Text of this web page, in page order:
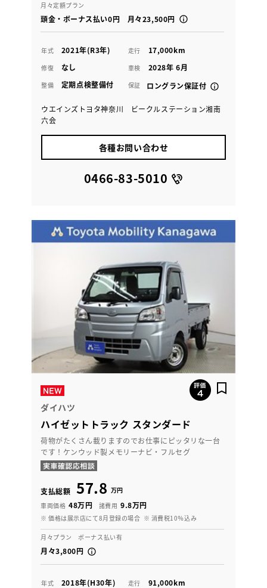
月々定額プラン
頭金・ボーナス払い0円 月々23,500円
年式 2021年(R3年) 走行 17,000km
修復 なし 車検 2028年 6月
整備 定期点検整備付 保証 ロングラン保証付
ウエインズトヨタ神奈川 ビークルステーション湘南
六会
各種お問い合わせ
0466-83-5010
ダイハツ
ハイゼットトラック スタンダード
荷物がたくさん載りますのでお仕事にピッタリな一台
です！ケンウッド製メモリーナビ・フルセグ
支払総額 57.8 万円
車両価格 48万円 諸費用 9.8万円
※ 価格は展示店にて8月登録の場合 ※ 消費税10％込み
月々プラン ボーナス払い有
月々3,800円
年式 2018年(H30年) 走行 91,000km